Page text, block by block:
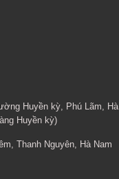
Huyền kỳ, Phú Lãm, Hà
Huyền kỳ)
Thanh Nguyên, Hà Nam